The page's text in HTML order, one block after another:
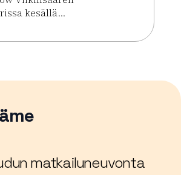
kesällä...
Kuumia aaltoja (K-18)
matkailuneuvonta